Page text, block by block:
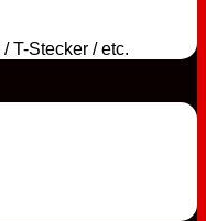
T-Stecker / etc.